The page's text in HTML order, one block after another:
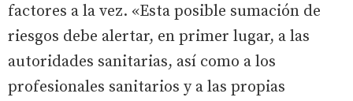
factores a la vez. «Esta posible sumación de
riesgos debe alertar, en primer lugar, a las
autoridades sanitarias, así como a los
profesionales sanitarios y a las propias